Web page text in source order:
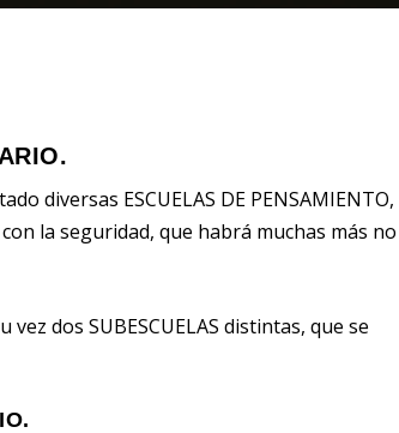
diversas ESCUELAS DE PENSAMIENTO,
la seguridad, que habrá muchas más no
vez dos SUBESCUELAS distintas, que se